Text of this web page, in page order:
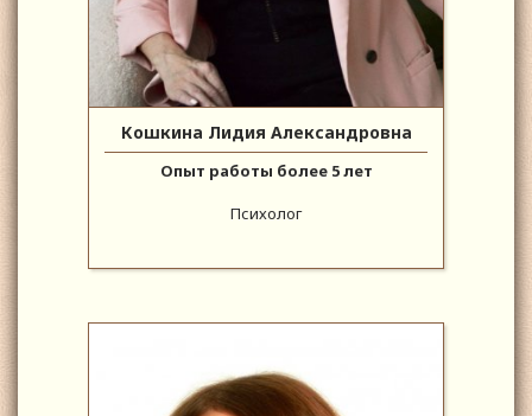
Кошкина Лидия Александровна
Опыт работы более 5 лет
Психолог